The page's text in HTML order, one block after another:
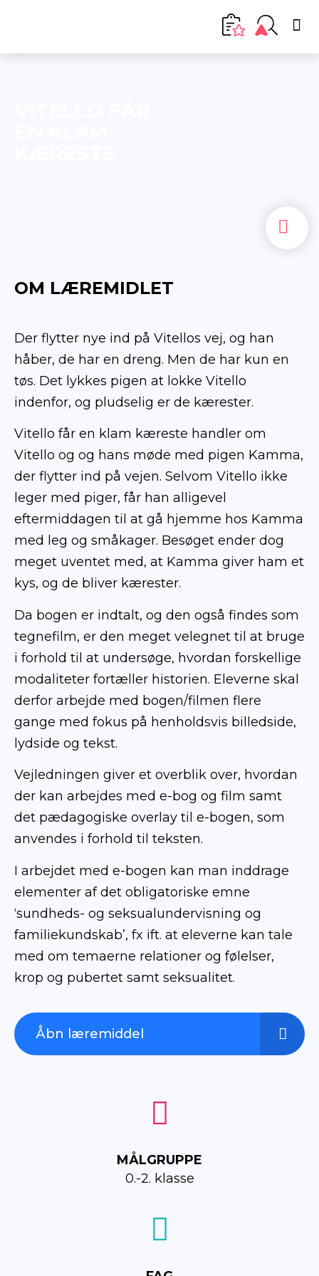
Åbn læremiddel
OM LÆREMIDLET
Der flytter nye ind på Vitellos vej, og han
håber, de har en dreng. Men de har kun en
tøs. Det lykkes pigen at lokke Vitello
indenfor, og pludselig er de kærester.
Vitello får en klam kæreste handler om
Vitello og og hans møde med pigen Kamma,
der flytter ind på vejen. Selvom Vitello ikke
leger med piger, får han alligevel
eftermiddagen til at gå hjemme hos Kamma
med leg og småkager. Besøget ender dog
meget uventet med, at Kamma giver ham et
kys, og de bliver kærester.
Da bogen er indtalt, og den også findes som
tegnefilm, er den meget velegnet til at bruge
i forhold til at undersøge, hvordan forskellige
modaliteter fortæller historien. Eleverne skal
derfor arbejde med bogen/filmen flere
gange med fokus på henholdsvis billedside,
lydside og tekst.
Vejledningen giver et overblik over, hvordan
der kan arbejdes med e-bog og film samt
det pædagogiske overlay til e-bogen, som
anvendes i forhold til teksten.
I arbejdet med e-bogen kan man inddrage
elementer af det obligatoriske emne
‘sundheds- og seksualundervisning og
familiekundskab’, fx ift. at eleverne kan tale
med om temaerne relationer og følelser,
krop og pubertet samt seksualitet.
Åbn læremiddel
MÅLGRUPPE
0.-2. klasse